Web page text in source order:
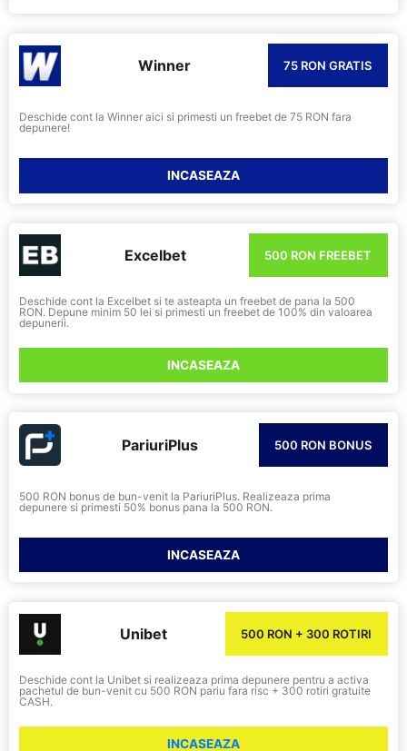
Winner 75 RON GRATIS
Deschide cont la Winner aici si primesti un freebet de 75 RON fara
depunere!
INCASEAZA
Excelbet 500 RON FREEBET
Deschide cont la Excelbet si te asteapta un freebet de pana la 500
RON. Depune minim 50 lei si primesti un freebet de 100% din valoarea
depunerii.
INCASEAZA
PariuriPlus 500 RON BONUS
500 RON bonus de bun-venit la PariuriPlus. Realizeaza prima
depunere si primesti 50% bonus pana la 500 RON.
INCASEAZA
Unibet 500 RON + 300 ROTIRI
Deschide cont la Unibet si realizeaza prima depunere pentru a activa
pachetul de bun-venit cu 500 RON pariu fara risc + 300 rotiri gratuite
CASH.
INCASEAZA